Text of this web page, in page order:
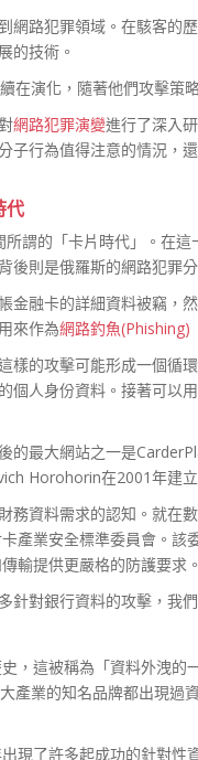
網路犯罪領域。在駭客的
的技術。
在演化，隨著他們攻擊策
網路犯罪演變進行了深入
子行為值得注意的情況，
代
謂的「卡片時代」。在
後則是俄羅斯的網路犯罪
金融卡的詳細資料被竊，
來作為網路釣魚(Phishing)
樣的攻擊可能形成一個循
個人身份資料。接著可以
的最大網站之一是
Horohorin在2001年建立
務資料需求的認知。就在
產業安全標準委員會。該
輸提供更嚴格的防護要求。
針對銀行資料的攻擊，我
，這被稱為「資料外洩的
產業的知名品牌都出現過
現了許多起成功的針對性